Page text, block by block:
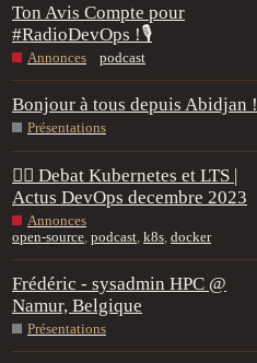
Ton Avis Compte pour
#RadioDevOps !🎙️
Annonces podcast
Bonjour à tous depuis Abidjan !
Présentations
🤼‍♂️ Debat Kubernetes et LTS |
Actus DevOps decembre 2023
Annonces
open-source, podcast, k8s, docker
Frédéric - sysadmin HPC @
Namur, Belgique
Présentations